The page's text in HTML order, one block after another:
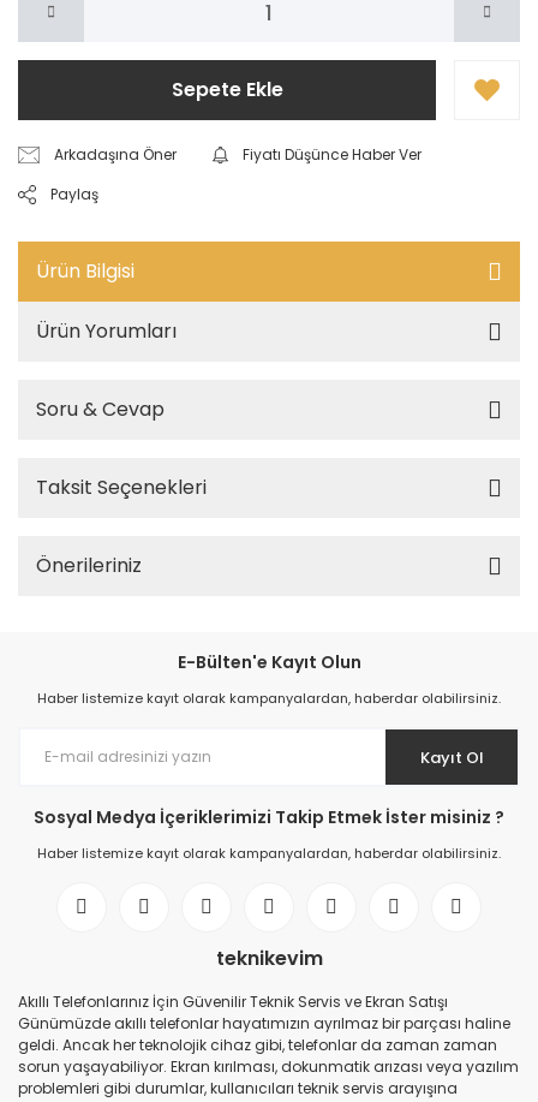
Sepete Ekle
Arkadaşına Öner
Fiyatı Düşünce Haber Ver
Paylaş
Ürün Bilgisi
Ürün Yorumları
Soru & Cevap
Taksit Seçenekleri
Önerileriniz
E-Bülten'e Kayıt Olun
Haber listemize kayıt olarak kampanyalardan, haberdar olabilirsiniz.
Kayıt Ol
Sosyal Medya İçeriklerimizi Takip Etmek İster misiniz ?
Haber listemize kayıt olarak kampanyalardan, haberdar olabilirsiniz.
teknikevim
Akıllı Telefonlarınız İçin Güvenilir Teknik Servis ve Ekran Satışı
Günümüzde akıllı telefonlar hayatımızın ayrılmaz bir parçası haline
geldi. Ancak her teknolojik cihaz gibi, telefonlar da zaman zaman
sorun yaşayabiliyor. Ekran kırılması, dokunmatik arızası veya yazılım
problemleri gibi durumlar, kullanıcıları teknik servis arayışına